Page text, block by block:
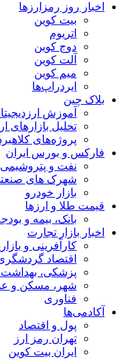
اخبار روز رمزارزها
بیت کوین
اتریوم
دوج کوین
آلت کوین
میم کوین‌
ایردراپ‌ها
بلاک چین
آموزش
تحلیل بازارهای
پروژه‌های
فارکس و بورس ایران
نفت و پتروشیمی
شهرک های
بازار خودرو
قیمت طلا و ارزها
بانک، بیمه و
اخبار بازار تجارت
کارآفرینی و
اقتصاد
پزشکی، بهداشت
شهر، مسکن و
فناوری
آکادمی‌ها
پول و اقتصاد
تهران رمز ارز
ایران بیت کوین